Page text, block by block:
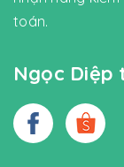
toán.
Ngọc Diệp